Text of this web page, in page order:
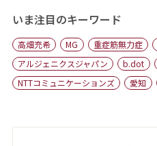
おすすめコンテンツ
出版物
会社概要
いま注目のキーワード
高畑充希 MG 重症筋無力症
アルジェニクスジャパン
b.dot
NTTコミュニケーションズ
愛知